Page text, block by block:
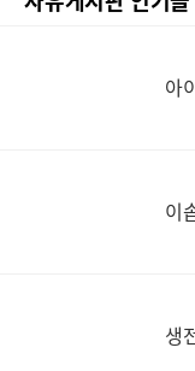
아
이
생